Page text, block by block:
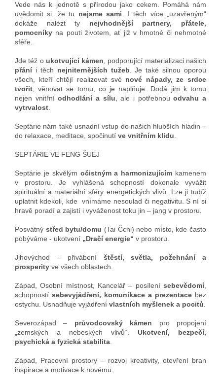
Vede nás k jednotě s přírodou jako cekem. Pomáhá nám
uvědomit si, že tu nejsme sami. I těch více „uzavřeným“
dokáže nalézt ty nejvhodnější partnery, přátele,
pomocníky na pouti životem, ať již v hmotné či nehmotné
sféře.
Jde též o ukotvující kámen, podporující materializaci našich
přáníi těch nejniternějších tužeb. Je také silnou oporou
všech, kteří chtějí realizovat své nové nápady, ze srdce
tvořit, věnovat se tomu, co je naplňuje. Dodá jim k tomu
nejen vnitřníodhodlání a sílu, ale i potřebnouodvahu a
vytrvalost.
Septárie nám také usnadní vstup do našich hlubších hladin –
do relaxace, meditace, spočinutí ve vnitřním klidu.
SEPTÁRIE VE FENG ŠUEJ
Septárie je skvělým očistným a harmonizujícím kamenem
v prostoru. Je vyhlášená schopností dokonale vyvážit
spirituální a materiální sféry energetických vlivů. Lze ji tudíž
uplatnit kdekoli, kde vnímáme nesoulad či negativitu. S ní si
hravě poradí a zajistí i vyváženost toku jin – jang v prostoru.
Posvátný střed bytu/domu (Tai Čchi) nebo místo, kde často
pobýváme - ukotvení „Dračí energie“ v prostoru.
Jihovýchod – přivábení štěstí, světla, požehnání a
prosperity ve všech oblastech.
Západ, Osobní místnost, Kancelář – posílení sebevědomí,
schopností sebevyjádření, komunikace a prezentace bez
ostychu. Usnadňuje vyjádření vlastních myšlenek a pocitů.
Severozápad – průvodcovský kámen pro propojení
„zemských a nebeských vlivů“. Ukotvení, bezpečí,
psychická a fyzická stabilita.
Západ, Pracovní prostory – rozvoj kreativity, otevření bran
inspirace a motivace k novému.